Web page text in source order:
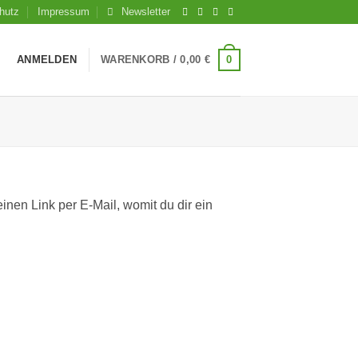
Impressum Newsletter
ANMELDEN WARENKORB /0,00 € 0
Link per E-Mail, womit du dir ein